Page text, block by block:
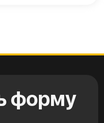
форму